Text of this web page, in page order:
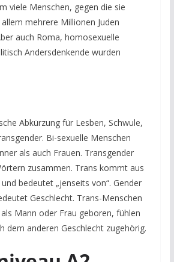
viele Menschen, gegen die sie
mehrere Millionen Juden
auch Roma, homosexuelle
Andersdenkende wurden
Abkürzung für Lesben, Schwule,
Bi-sexuelle Menschen
als auch Frauen. Transgender
zusammen. Trans kommt aus
bedeutet „jenseits von“. Gender
Geschlecht. Trans-Menschen
Mann oder Frau geboren, fühlen
dem anderen Geschlecht zugehörig.